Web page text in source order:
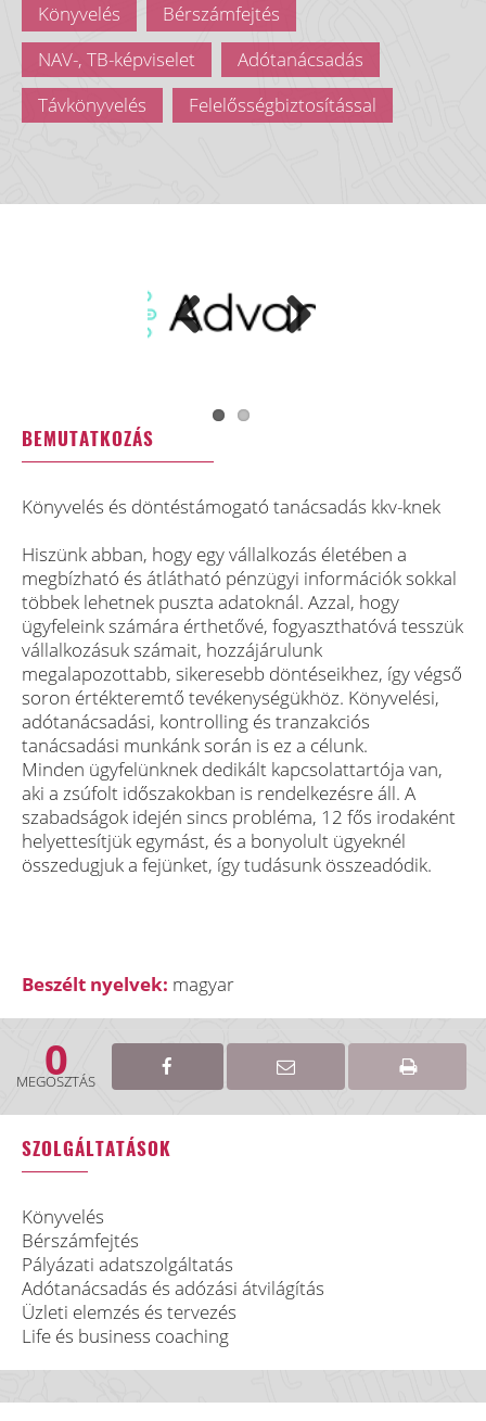
Könyvelés
Bérszámfejtés
NAV-, TB-képviselet
Adótanácsadás
Távkönyvelés
Felelősségbiztosítással
BEMUTATKOZÁS
Könyvelés és döntéstámogató tanácsadás kkv-knek
Hiszünk abban, hogy egy vállalkozás életében a
megbízható és átlátható pénzügyi információk sokkal
többek lehetnek puszta adatoknál. Azzal, hogy
ügyfeleink számára érthetővé, fogyaszthatóvá tesszük
vállalkozásuk számait, hozzájárulunk
megalapozottabb, sikeresebb döntéseikhez, így végső
soron értékteremtő tevékenységükhöz. Könyvelési,
adótanácsadási, kontrolling és tranzakciós
tanácsadási munkánk során is ez a célunk.
Minden ügyfelünknek dedikált kapcsolattartója van,
aki a zsúfolt időszakokban is rendelkezésre áll. A
szabadságok idején sincs probléma, 12 fős irodaként
helyettesítjük egymást, és a bonyolult ügyeknél
összedugjuk a fejünket, így tudásunk összeadódik.
Beszélt nyelvek: magyar
0
MEGOSZTÁS
SZOLGÁLTATÁSOK
Könyvelés
Bérszámfejtés
Pályázati adatszolgáltatás
Adótanácsadás és adózási átvilágítás
Üzleti elemzés és tervezés
Life és business coaching